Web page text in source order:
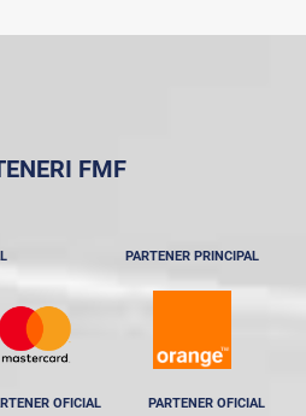
FMF
PARTENER PRINCIPAL
OFICIAL PARTENER OFICIAL